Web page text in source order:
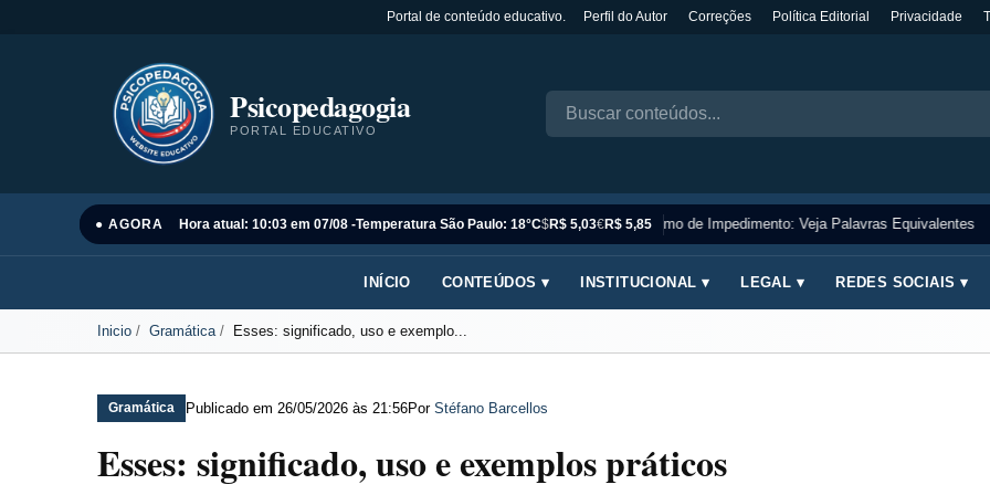
Portal de conteúdo educativo. Perfil do Autor Correções Política Editorial Privacidade
Psicopedagogia
PORTAL EDUCATIVO
● AGORA Hora atual: 10:03 em 07/08 -Temperatura São Paulo: 18°C$R$ 5,03€R$ 5,85
Sinônimo de Impedimento: Veja Palavras Equivalentes
INÍCIO CONTEÚDOS ▾ INSTITUCIONAL ▾ LEGAL ▾ REDES SOCIAIS ▾
Inicio Gramática Esses: significado, uso e exemplo...
Gramática Publicado em 26/05/2026 às 21:56Por Stéfano Barcellos
Esses: significado, uso e exemplos práticos